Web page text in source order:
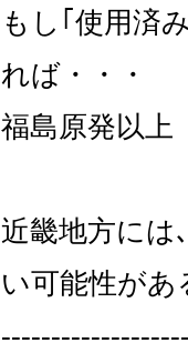
もし｢使用済
れば・・・
福島原発以
近畿地方に
い可能性があ